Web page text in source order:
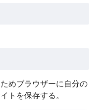
めブラウザーに自分の
トを保存する。